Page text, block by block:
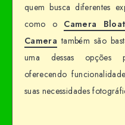
quem busca diferentes
como o Camera
Camera também são
uma dessas opções
oferecendo
suas necessidades